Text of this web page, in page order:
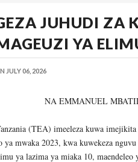
JUBILEE GROUP TANZANIA
OSCAR ASSENGA- Aug 07 2026
OSCAR ASSENGA- Aug 07 2026
WAFANYABIASHARA WA
CCM: Uchaguzi Wa Haki Ndiyo
MSUMBA -Aug 07 2026
REA YATOA SOMO LA NISHATI
JUHUDI ZA
YA
JULY 06, 2026
NA EMMANUEL
(TEA) imeeleza kuwa imejikita
mwaka 2023, kwa kuwekeza
ya lazima ya miaka 10,